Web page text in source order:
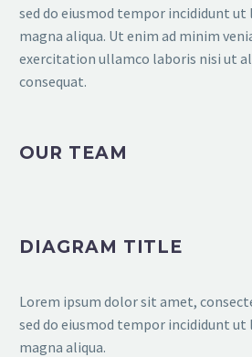
sed do eiusmod tempor incididunt
magna aliqua. Ut enim ad minim
exercitation ullamco laboris nisi ut
consequat.
OUR TEAM
DIAGRAM TITLE
Lorem ipsum dolor sit amet,
sed do eiusmod tempor incididunt
magna aliqua.